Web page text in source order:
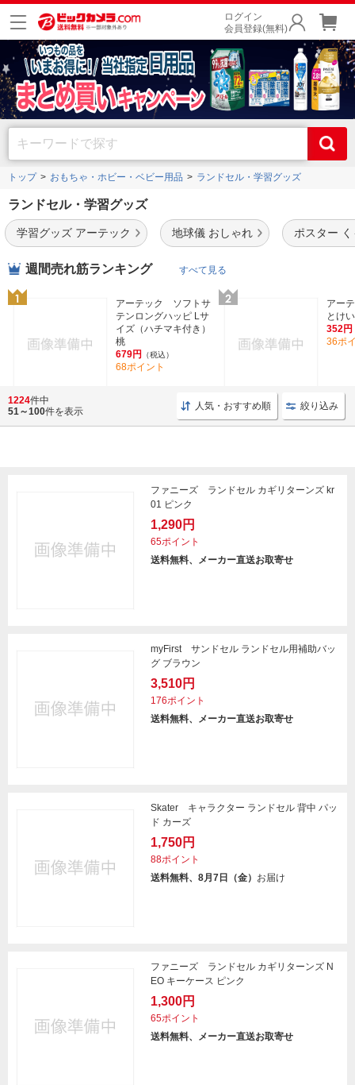
ログイン
会員登録(無料)
トップ おもちゃ・ホビー・ベビー用品 ランドセル・学習グッズ
ランドセル・学習グッズ
学習グッズ アーテック 地球儀 おしゃれ ポスター
週間売れ筋ランキング すべて見る
アーテック ソフトサ
テンロングハッピ Lサ
イズ（ハチマキ付き）
桃
679円
（税込）
68ポイント
アー
とけ
352円
36ポ
1224件中
51～100件を表示 人気・おすすめ順 絞り込み
ファニーズ ランドセル カギリターンズ kr
01 ピンク
1,290円
65ポイント
送料無料、メーカー直送お取寄せ
myFirst サンドセル ランドセル用補助バッ
グ ブラウン
3,510円
176ポイント
送料無料、メーカー直送お取寄せ
Skater キャラクター ランドセル 背中 パッ
ド カーズ
1,750円
88ポイント
送料無料、8月7日（金） お届け
ファニーズ ランドセル カギリターンズ N
EO キーケース ピンク
1,300円
65ポイント
送料無料、メーカー直送お取寄せ